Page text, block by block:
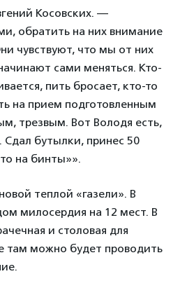
Косовских. —
обратить на них внимание
чувствуют, что мы от них
сами меняться. Кто-
пить бросает, кто-то
на прием подготовленным
трезвым. Вот Володя есть,
Сдал бутылки, принес 50
на бинты»».
теплой «газели». В
милосердия на 12 мест. В
и столовая для
там можно будет проводить